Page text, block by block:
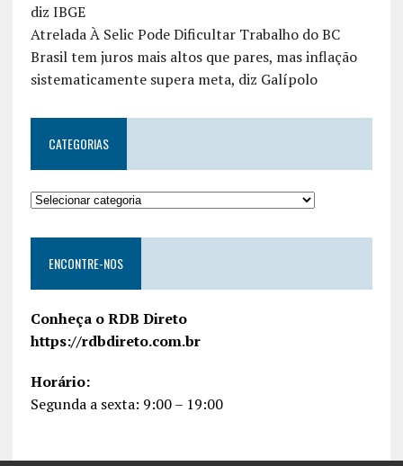
diz IBGE
Atrelada À Selic Pode Dificultar Trabalho do BC
Brasil tem juros mais altos que pares, mas inflação
sistematicamente supera meta, diz Galípolo
CATEGORIAS
ENCONTRE-NOS
Conheça o RDB Direto
https://rdbdireto.com.br
Horário:
Segunda a sexta: 9:00 – 19:00